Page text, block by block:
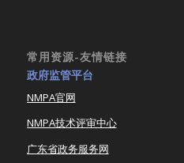
常用资源-友情链接
政府监管平台
NMPA官网
NMPA技术评审中心
广东省政务服务网